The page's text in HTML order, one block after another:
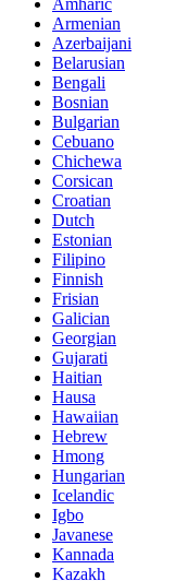
Amharic
Armenian
Azerbaijani
Belarusian
Bengali
Bosnian
Bulgarian
Cebuano
Chichewa
Corsican
Croatian
Dutch
Estonian
Filipino
Finnish
Frisian
Galician
Georgian
Gujarati
Haitian
Hausa
Hawaiian
Hebrew
Hmong
Hungarian
Icelandic
Igbo
Javanese
Kannada
Kazakh